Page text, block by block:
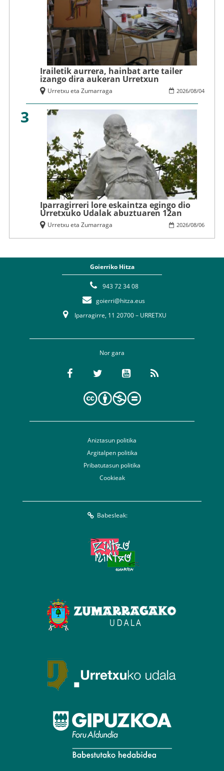
Irailetik aurrera, hainbat arte tailer
izango dira aukeran Urretxun
2026/08/04
Urretxu eta Zumarraga
3
Iparragirreri lore eskaintza egingo dio
Urretxuko Udalak abuztuaren 12an
2026/08/06
Urretxu eta Zumarraga
Goierriko Hitza
943 72 34 08
goierri@hitza.eus
Iparragirre, 11 20700 – URRETXU
Nor gara
Aniztasun politika
Argitalpen politika
Pribatutasun politika
Cookieak
Babesleak: